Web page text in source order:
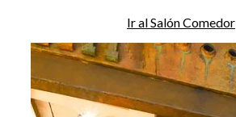
Ir al Salón Comedor